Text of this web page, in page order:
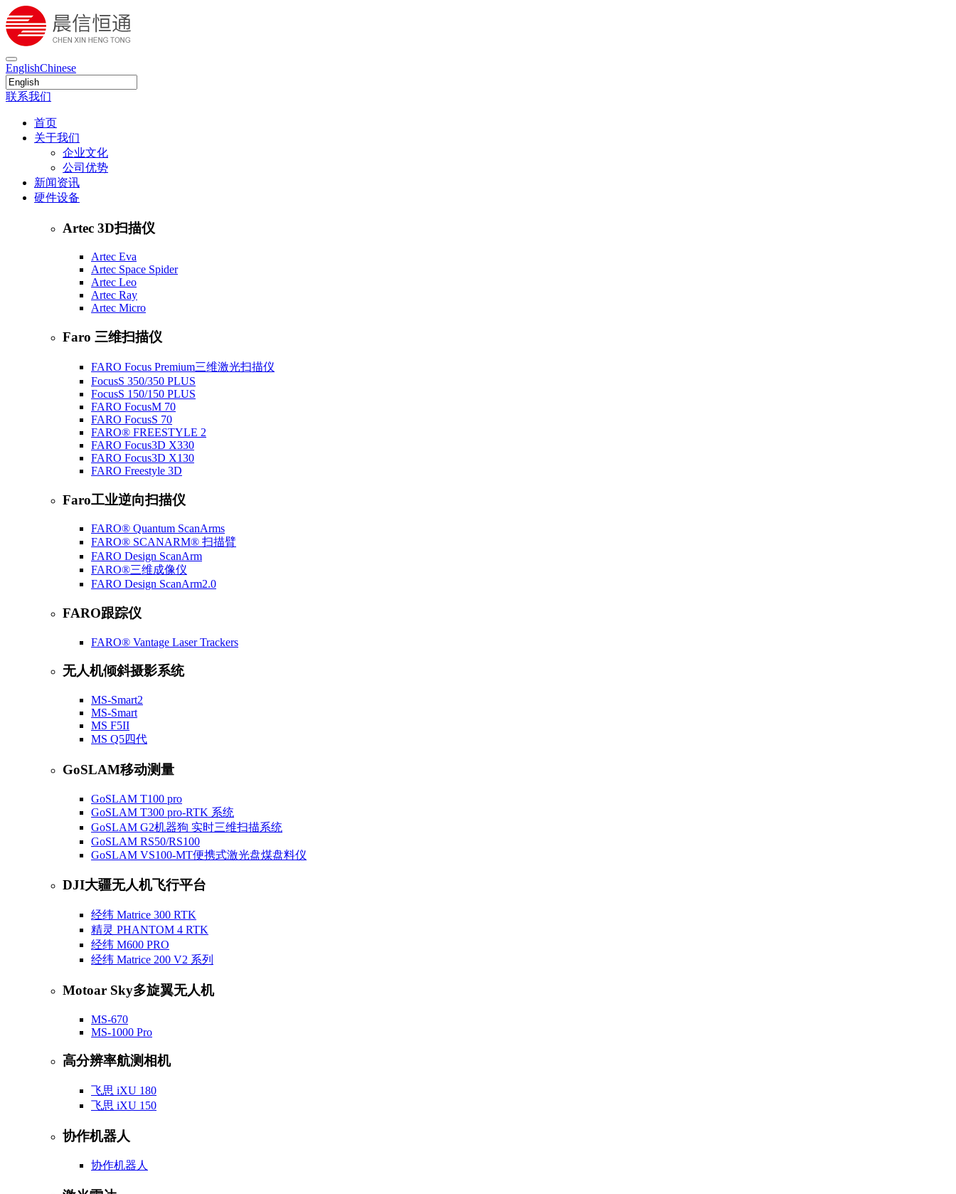
EnglishChinese
联系我们
首页
关于我们
企业文化
公司优势
新闻资讯
硬件设备
Artec 3D扫描仪
Artec Eva
Artec Space Spider
Artec Leo
Artec Ray
Artec Micro
Faro 三维扫描仪
FARO Focus Premium三维激光扫描仪
FocusS 350/350 PLUS
FocusS 150/150 PLUS
FARO FocusM 70
FARO FocusS 70
FARO® FREESTYLE 2
FARO Focus3D X330
FARO Focus3D X130
FARO Freestyle 3D
Faro工业逆向扫描仪
FARO® Quantum ScanArms
FARO® SCANARM® 扫描臂
FARO Design ScanArm
FARO®三维成像仪
FARO Design ScanArm2.0
FARO跟踪仪
FARO® Vantage Laser Trackers
无人机倾斜摄影系统
MS-Smart2
MS-Smart
MS F5II
MS Q5四代
GoSLAM移动测量
GoSLAM T100 pro
GoSLAM T300 pro-RTK 系统
GoSLAM G2机器狗 实时三维扫描系统
GoSLAM RS50/RS100
GoSLAM VS100-MT便携式激光盘煤盘料仪
DJI大疆无人机飞行平台
经纬 Matrice 300 RTK
精灵 PHANTOM 4 RTK
经纬 M600 PRO
经纬 Matrice 200 V2 系列
Motoar Sky多旋翼无人机
MS-670
MS-1000 Pro
高分辨率航测相机
飞思 iXU 180
飞思 iXU 150
协作机器人
协作机器人